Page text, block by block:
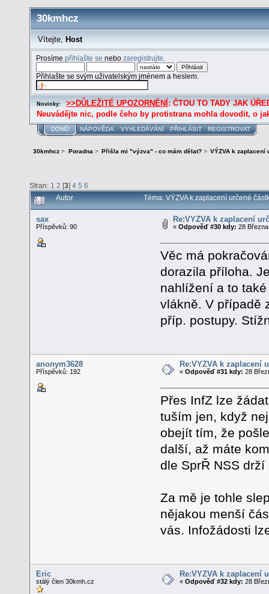
30kmhcz
Vítejte, Host
Prosímepřihlašte se nebozaregistrujte
Přihlašte se svým uživatelským jménem a heslem.
Novinky: >>DŮLEŽITÉ UPOZORNĚNÍ : ČTOU TO TADY JAK
Neuvádějte nic, podle čeho by protistrana mohla dovodit, o
DOMŮ NÁPOVĚDA VYHLEDÁVÁNÍ PŘIHLÁSIT REGISTROVAT
30kmhcz > Poradna> Přišla mi "výzva" - co mám dělat?> VÝZVA k zaplacení
Stran: 1 2 [3] 4 5 6
Autor Téma: VÝZVA k zaplacení určené
sax
Příspěvků: 90
Re:VÝZVA k zaplacení
«Odpověď #30 kdy: 28
Věc má
dorazila příloha.
nahlížení a to
vlákně. V případě
příp. postupy.
anonym3628
Příspěvků: 192
Re:VÝZVA k zaplacení
«Odpověď #31 kdy: 28
Přes InfZ lze
tuším jen, když
obejít tím, že
další, až máte
dle SprŘ NSS
Za mě je tohle
nějakou menší
vás. Infožádosti
Eric
stálý člen 30kmh.cz
Re:VÝZVA k zaplacení
«Odpověď #32 kdy: 28